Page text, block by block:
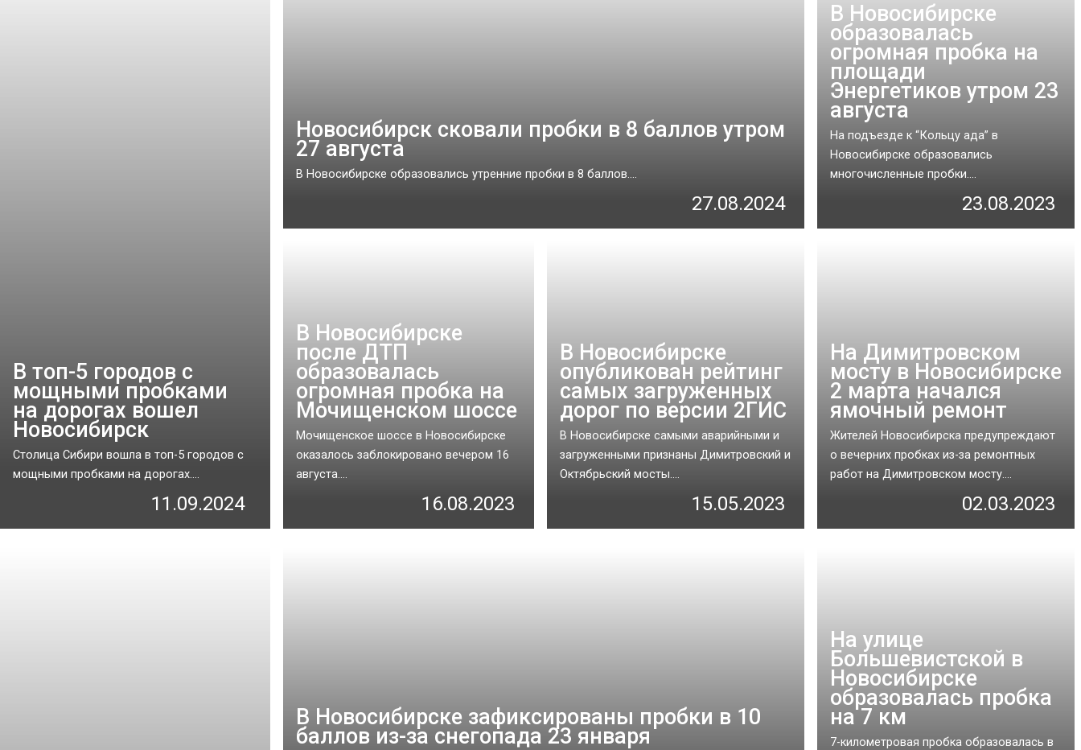
В топ-5 городов с
мощными пробками
на дорогах вошел
Новосибирск
Столица Сибири вошла в топ-5 городов с
мощными пробками на дорогах....
11.09.2024
Новосибирск сковали пробки в 8 баллов утром
27 августа
В Новосибирске образовались утренние пробки в 8 баллов....
27.08.2024
В Новосибирске
образовалась
огромная пробка на
площади
Энергетиков утром 23
августа
На подъезде к “Кольцу ада” в
Новосибирске образовались
многочисленные пробки....
23.08.2023
В Новосибирске
после ДТП
образовалась
огромная пробка на
Мочищенском шоссе
Мочищенское шоссе в Новосибирске
оказалось заблокировано вечером 16
августа....
16.08.2023
В Новосибирске
опубликован рейтинг
самых загруженных
дорог по версии 2ГИС
В Новосибирске самыми аварийными и
загруженными признаны Димитровский и
Октябрьский мосты....
15.05.2023
На Димитровском
мосту в Новосибирске
2 марта начался
ямочный ремонт
Жителей Новосибирска предупреждают
о вечерних пробках из-за ремонтных
работ на Димитровском мосту....
02.03.2023
В Новосибирске зафиксированы пробки в 10
баллов из-за снегопада 23 января
На улице
Большевистской в
Новосибирске
образовалась пробка
на 7 км
7-километровая пробка образовалась в